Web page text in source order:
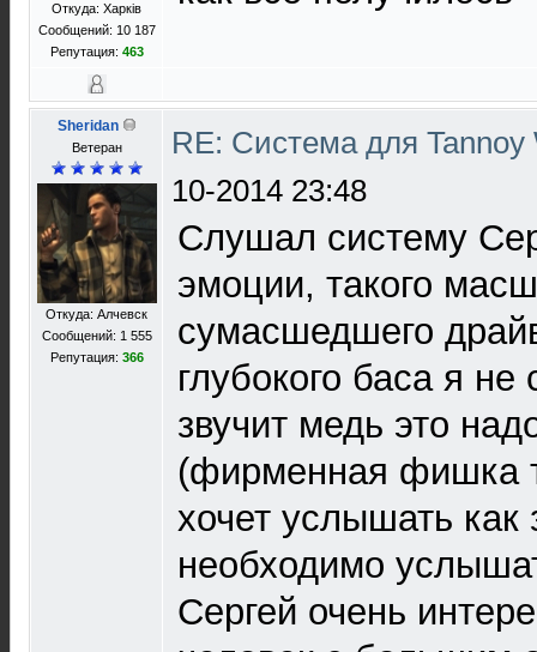
Откуда: Харків
Сообщений: 10 187
Репутация: 463
Sheridan
Ветеран
Откуда: Алчевск
Сообщений: 1 555
Репутация: 366
RE: Система для
10-2014 23:48
Слушал систему
эмоции, такого
сумасшедшего
глубокого баса я
звучит медь это
(фирменная фишка
хочет услышать как
необходимо
Сергей очень